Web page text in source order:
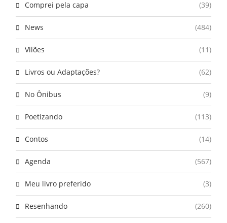
Comprei pela capa (39)
News (484)
Vilões (11)
Livros ou Adaptações? (62)
No Ônibus (9)
Poetizando (113)
Contos (14)
Agenda (567)
Meu livro preferido (3)
Resenhando (260)